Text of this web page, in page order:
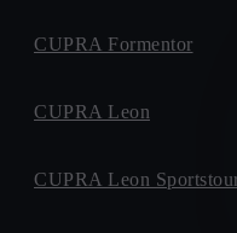
CUPRA Formentor
CUPRA Leon
CUPRA Leon